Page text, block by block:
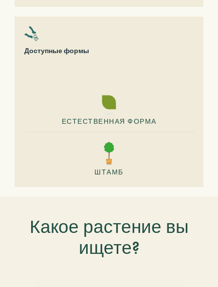
Доступные формы
ЕСТЕСТВЕННАЯ ФОРМА
ШТАМБ
Какое растение вы
ищете?